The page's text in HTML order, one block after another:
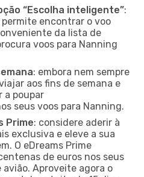
“Escolha inteligente”:
encontrar o voo
da lista de
voos para Nanning
: embora nem sempre
aos fins de semana e
a poupar
seus voos para Nanning.
Prime: considere aderir à
exclusiva e eleve a sua
O eDreams Prime
de euros nos seus
Aproveite agora o